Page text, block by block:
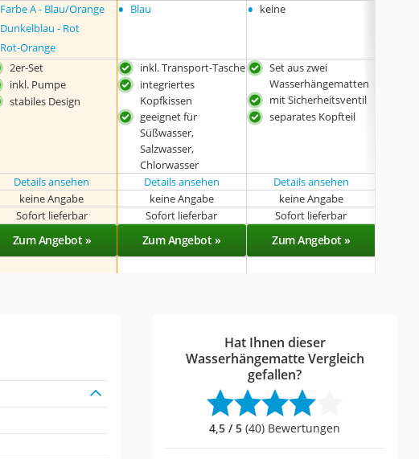
Farbe A - Blau/Orange
Dunkelblau - Rot
Rot-Orange
• Blau • keine
2er-Set
inkl. Pumpe
stabiles Design
inkl. Transport-Tasche
integriertes
Kopfkissen
geeignet für
Süßwasser,
Salzwasser,
Chlorwasser
Set aus zwei
Wasserhängematten
mit Sicherheitsventil
separates Kopfteil
Details ansehen Details ansehen
Details ansehen
keine Angabe keine Angabe
keine Angabe
Sofort lieferbar Sofort lieferbar Sofort lieferbar
Zum Angebot » Zum Angebot » Zum Angebot »
Hat Ihnen dieser
Wasserhängematte Vergleich
gefallen?
4,5 / 5 (40) Bewertungen